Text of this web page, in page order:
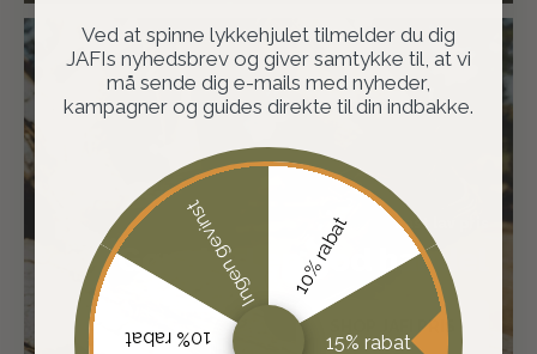
Fast lav pris
Gør altid en god handel
SHOP JAFI PRIS
Ved at spinne lykkehjulet tilmelder du dig
JAFIs nyhedsbrev og giver samtykke til, at vi
må sende dig e-mails med nyheder,
kampagner og guides direkte til din indbakke.
10% rabat
15% rabat
10% rabat
Ingen gevinst